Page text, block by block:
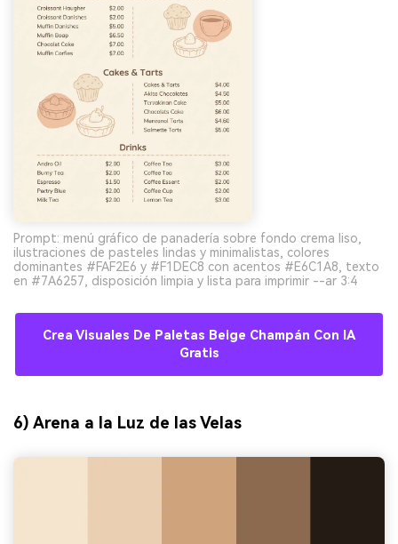
Prompt: menú gráfico de panadería sobre fondo crema liso,
ilustraciones de pasteles lindas y minimalistas, colores
dominantes #FAF2E6 y #F1DEC8 con acentos #E6C1A8, texto
en #7A6257, disposición limpia y lista para imprimir --ar 3:4
Crea Visuales De Paletas Beige Champán Con IA
Gratis
6) Arena a la Luz de las Velas